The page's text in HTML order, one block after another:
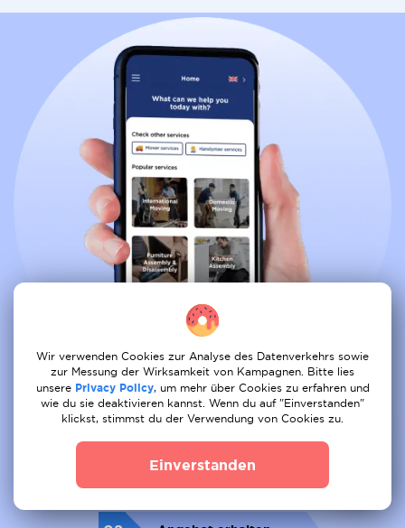
Buche alle Dienste bequem aus
01 Auftrag posten
Wir verwenden Cookies zur Analyse des Datenverkehrs sowie
zur Messung der Wirksamkeit von Kampagnen. Bitte lies
unsere Privacy Policy, um mehr über Cookies zu erfahren und
wie du sie deaktivieren kannst. Wenn du auf "Einverstanden"
klickst, stimmst du der Verwendung von Cookies zu.
Einverstanden